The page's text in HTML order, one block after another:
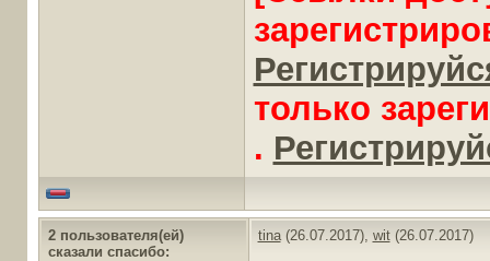
только
.
2 пользователя(ей)
сказали cпасибо:
tina(26.07.2017), wit(26.07.2017)